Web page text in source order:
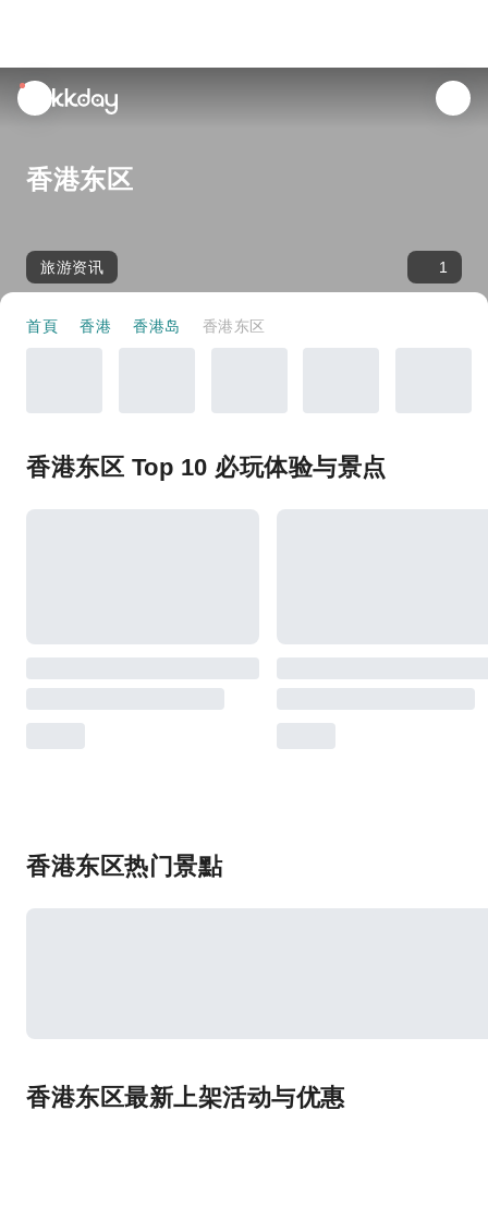
unread
notifications
香港东区
旅游资讯 1
首頁 香港 香港岛 香港东区
香港东区 Top 10 必玩体验与景点
香港东区热门景點
香港东区最新上架活动与优惠